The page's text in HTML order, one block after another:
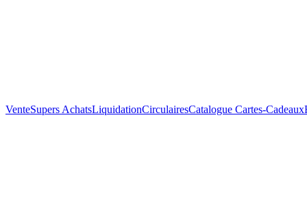
VenteSupers AchatsLiquidationCirculairesCatalogue Cartes-Cadeaux